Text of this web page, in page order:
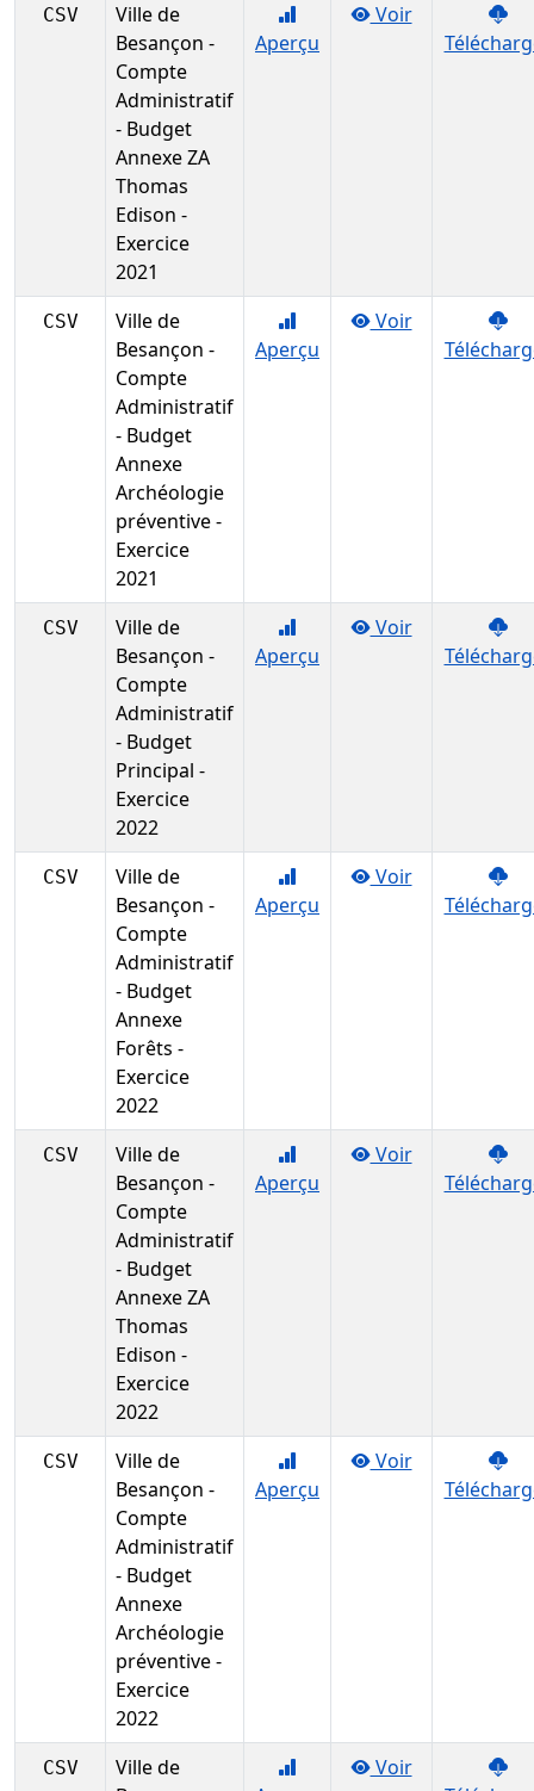
CSV
Ville de
Besançon -
Compte
Administratif
- Budget
Annexe ZA
Thomas
Edison -
Exercice
2021
Aperçu
Voir
CSV
Ville de
Besançon -
Compte
Administratif
- Budget
Annexe
Archéologie
préventive -
Exercice
2021
Aperçu
Voir
CSV
Ville de
Besançon -
Compte
Administratif
- Budget
Principal -
Exercice
2022
Aperçu
Voir
CSV
Ville de
Besançon -
Compte
Administratif
- Budget
Annexe
Forêts -
Exercice
2022
Aperçu
Voir
CSV
Ville de
Besançon -
Compte
Administratif
- Budget
Annexe ZA
Thomas
Edison -
Exercice
2022
Aperçu
Voir
CSV
Ville de
Besançon -
Compte
Administratif
- Budget
Annexe
Archéologie
préventive -
Exercice
2022
Aperçu
Voir
CSV
Ville de
Voir